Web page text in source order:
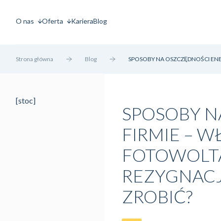
O nas Oferta KarieraBlog
Strona główna Blog SPOSOBY NA OSZCZĘDNOŚCI
[stoc]
SPOSOBY
FIRMIE –
ZROBIĆ?